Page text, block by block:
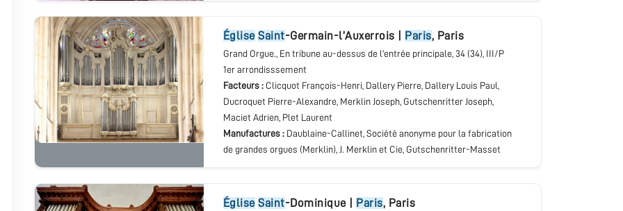
église Saint-Germain-l’Auxerrois Paris, Paris
Grand Orgue., En tribune au-dessus de l'entrée principale, 34 (34), III/P
1er arrondisssement
Facteurs : Clicquot François-Henri, Dallery Pierre, Dallery Louis Paul,
Ducroquet Pierre-Alexandre, Merklin Joseph, Gutschenritter Joseph,
Maciet Adrien, Plet Laurent
Manufactures : Daublaine-Callinet, Société anonyme pour la fabrication
de grandes orgues (Merklin), J. Merklin et Cie, Gutschenritter-Masset
église Saint-Dominique| Paris, Paris